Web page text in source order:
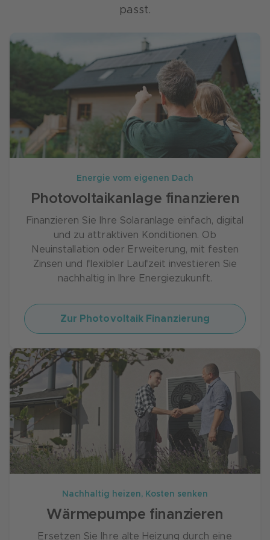
passt.
Energie vom eigenen Dach
Photovoltaikanlage finanzieren
Finanzieren Sie Ihre Solaranlage einfach, digital
und zu attraktiven Konditionen. Ob
Neuinstallation oder Erweiterung, mit festen
Zinsen und flexibler Laufzeit investieren Sie
nachhaltig in Ihre Energiezukunft.
Zur Photovoltaik Finanzierung
Nachhaltig heizen, Kosten senken
Wärmepumpe finanzieren
Ersetzen Sie Ihre alte Heizung durch eine